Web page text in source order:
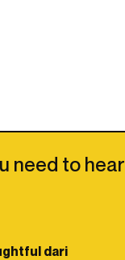
need to hear
dari